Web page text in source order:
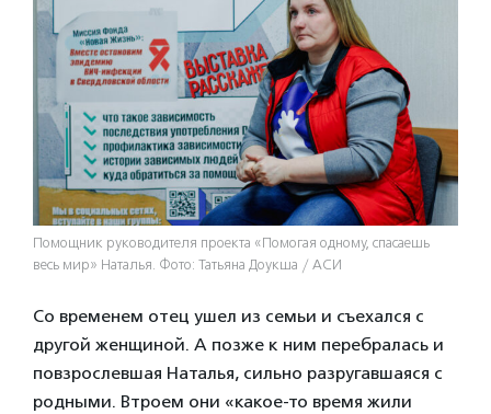
Помощник руководителя проекта «Помогая одному, спасаешь
весь мир» Наталья. Фото: Татьяна Доукша / АСИ
Со временем отец ушел из семьи и съехался с
другой женщиной. А позже к ним перебралась и
повзрослевшая Наталья, сильно разругавшаяся с
родными. Втроем они «какое-то время жили